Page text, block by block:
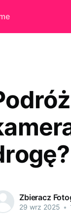
Zbieracz
29 wrz 2025 •